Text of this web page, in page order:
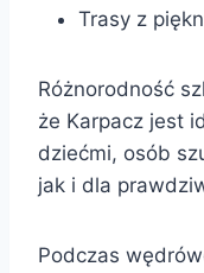
Trasy z
Różnorodność
że Karpacz jest
dziećmi, osób
jak i dla
Podczas